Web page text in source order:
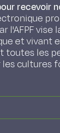
recevoir
l'AFPF vise
et vivant
toutes les
cultures